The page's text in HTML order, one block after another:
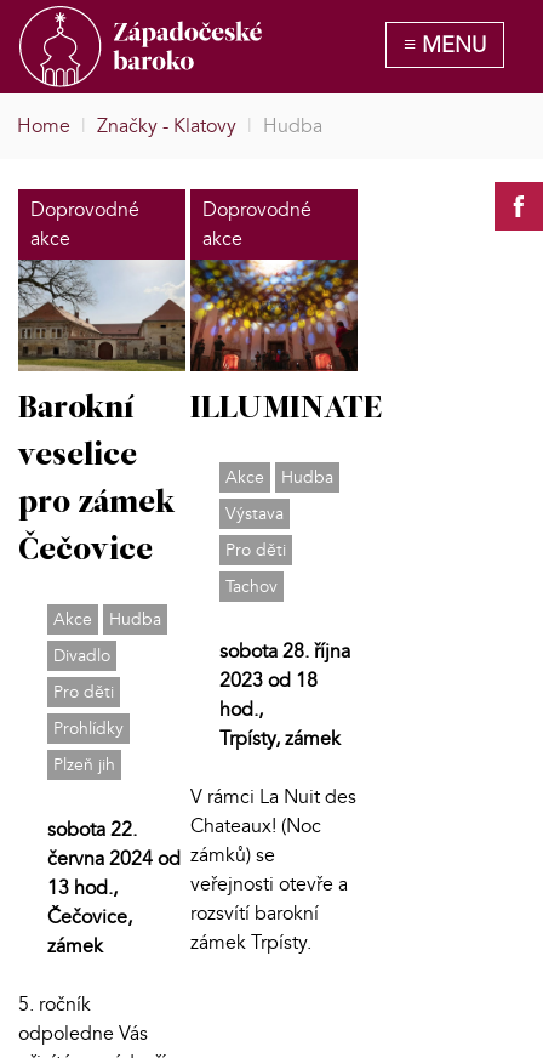
Home | Značky - Klatovy | Hudba
Doprovodné
akce
Barokní
veselice
pro zámek
Čečovice
Akce
Hudba
Divadlo
Pro děti
Prohlídky
Plzeň jih
sobota 22.
června 2024 od
13 hod.,
Čečovice,
zámek
5. ročník
odpoledne Vás
Doprovodné
akce
ILLUMINATE
Akce
Hudba
Výstava
Pro děti
Tachov
sobota 28. října
2023 od 18
hod.,
Trpísty, zámek
V rámci La Nuit des
Chateaux! (Noc
zámků) se
veřejnosti otevře a
rozsvítí barokní
zámek Trpísty.